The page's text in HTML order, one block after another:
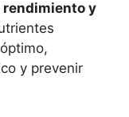
rendimiento y
y prevenir